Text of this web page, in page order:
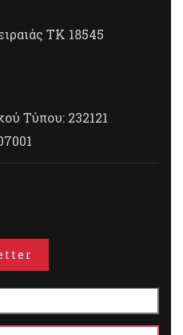
ΤΚ 18545
Τύπου: 232121